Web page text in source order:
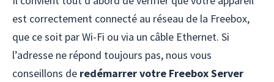
est correctement connecté au réseau de la Freebox,
que ce soit par Wi-Fi ou via un câble Ethernet. Si
l’adresse ne répond toujours pas, nous vous
conseillons de redémarrer votre Freebox Server